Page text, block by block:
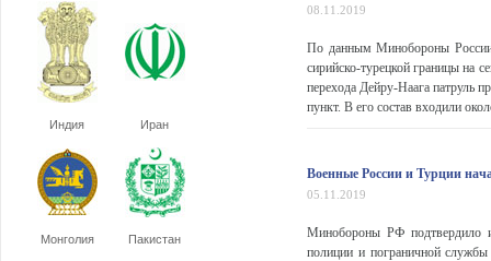
Индия Иран
Монголия Пакистан
08.11.2019
По данным Минобороны России,
сирийско-турецкой границы на
перехода Дейру-Наага патруль
пункт. В его состав входили
Военные России и Турции
05.11.2019
Минобороны РФ подтвердило
полиции и пограничной